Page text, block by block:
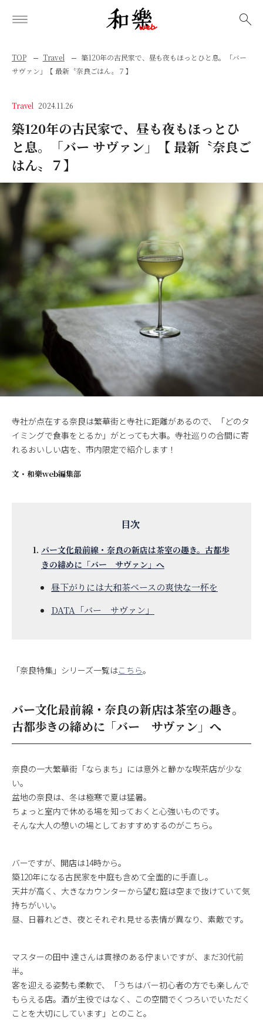
TOP Travel
築120年の古民家で、昼も夜もほっとひと息。「バー
サヴァン」【 最新〝奈良ごはん〟７】
Travel 2024.11.26
築120年の古民家で、昼も夜もほっとひ
と息。「バー サヴァン」【 最新〝奈良ご
はん〟７】
寺社が点在する奈良は繁華街と寺社に距離があるので、「どのタ
イミングで食事をとるか」がとっても大事。寺社巡りの合間に寄
れるおいしい店を、市内限定で紹介します！
文・ 和樂web編集部
バー文化最前線・奈良の新店は茶室の趣き。古都歩
きの締めに「バー サヴァン」へ
昼下がりには大和茶ベースの爽快な一杯を
DATA「バー サヴァン」
「奈良特集」シリーズ一覧はこちら。
バー文化最前線・奈良の新店は茶室の趣き。
古都歩きの締めに「バー サヴァン」へ
奈良の一大繁華街「ならまち」には意外と静かな喫茶店が少な
い。
盆地の奈良は、冬は極寒で夏は猛暑。
ちょっと室内で休める場を知っておくと心強いものです。
そんな大人の憩いの場としておすすめするのがこちら。
バーですが、開店は14時から。
築120年になる古民家を中庭も含めて全面的に手直し。
天井が高く、大きなカウンターから望む庭は空まで抜けていて気
持ちがいい。
昼、日暮れどき、夜とそれぞれ見せる表情が異なり、素敵です。
マスターの田中 達さんは貫禄のある佇まいですが、まだ30代前
半。
客を迎える姿勢も柔軟で、「うちはバー初心者の方でも楽しんで
もらえる店。酒が主役ではなく、この空間でくつろいでいただく
ことを大切にしています」とのこと。